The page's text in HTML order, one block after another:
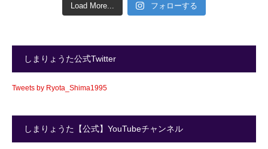
Load More... フォローする
しまりょうた公式Twitter
Tweets by Ryota_Shima1995
しまりょうた【公式】YouTubeチャンネル